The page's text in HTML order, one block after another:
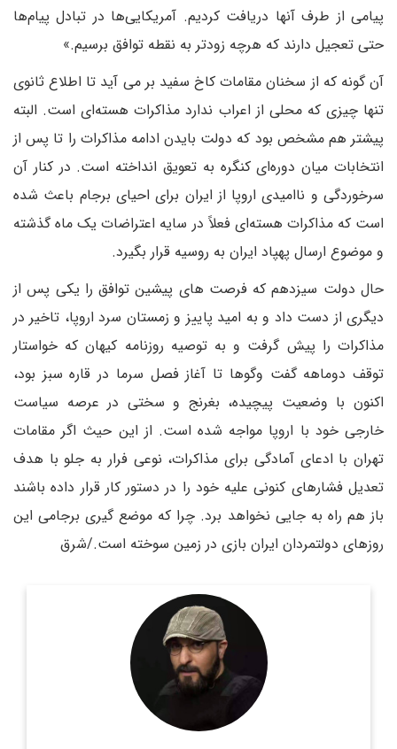
پیامی از طرف آنها دریافت کردیم. آمریکایی‌ها در تبادل پیام‌ها
حتی تعجیل دارند که هرچه زودتر به نقطه توافق برسیم.»
آن گونه که از سخنان مقامات کاخ سفید بر می آید تا اطلاع ثانوی
تنها چیزی که محلی از اعراب ندارد مذاکرات هسته‌ای است. البته
پیشتر هم مشخص بود که دولت بایدن ادامه مذاکرات را تا پس از
انتخابات میان دوره‌ای کنگره به تعویق انداخته است. در کنار آن
سرخوردگی و ناامیدی اروپا از ایران برای احیای برجام باعث شده
است که مذاکرات هسته‌ای فعلاً در سایه اعتراضات یک ماه گذشته
و موضوع ارسال پهپاد ایران به روسیه قرار بگیرد.
حال دولت سیزدهم که فرصت های پیشین توافق را یکی پس از
دیگری از دست داد و به امید پاییز و زمستان سرد اروپا، تاخیر در
مذاکرات را پیش گرفت و به توصیه روزنامه کیهان که خواستار
توقف دوماهه گفت وگوها تا آغاز فصل سرما در قاره سبز بود،
اکنون با وضعیت پیچیده، بغرنج و سختی در عرصه سیاست
خارجی خود با اروپا مواجه شده است. از این حیث اگر مقامات
تهران با ادعای آمادگی برای مذاکرات، نوعی فرار به جلو با هدف
تعدیل فشارهای کنونی علیه خود را در دستور کار قرار داده باشند
باز هم راه به جایی نخواهد برد. چرا که موضع گیری برجامی این
روزهای دولتمردان ایران بازی در زمین سوخته است./شرق
روزنامه نگار و کارشناس ارشد روزنامه نگاری سیاسی و عضو
تحریریه دیپلماسی ایرانی.
اطلاعات بیشتر